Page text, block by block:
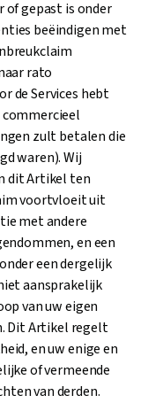
of gepast is onder
beëindigen met
rato
de Services hebt
zult betalen die
waren). Wij
dit Artikel ten
voortvloeit uit
met andere
en een
een dergelijk
aansprakelijk
van uw eigen
Dit Artikel regelt
en uw enige en
of vermeende
van derden.